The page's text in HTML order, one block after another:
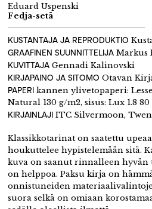
Eduard Uspenski
Fedja-setä
KUSTANTAJA JA REPRODUKTIO
GRAAFINEN SUUNNITTELIJA Markus
KUVITTAJA Gennadi Kalinovski
KIRJAPAINO JA SITOMO Otavan
PAPERI kannen ylivetopaperi:
Natural 130 g/m2, sisus: Lux 1.8
KIRJAINLAJI ITC Silvermoon,
Klassikkotarinat on saatettu
houkuttelee hypistelemään sitä.
kuva on saanut rinnalleen hyvän
on helppoa. Paksu kirja on
onnistuneiden
suora selkä on omiaan